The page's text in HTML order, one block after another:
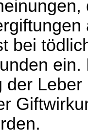
bei
der